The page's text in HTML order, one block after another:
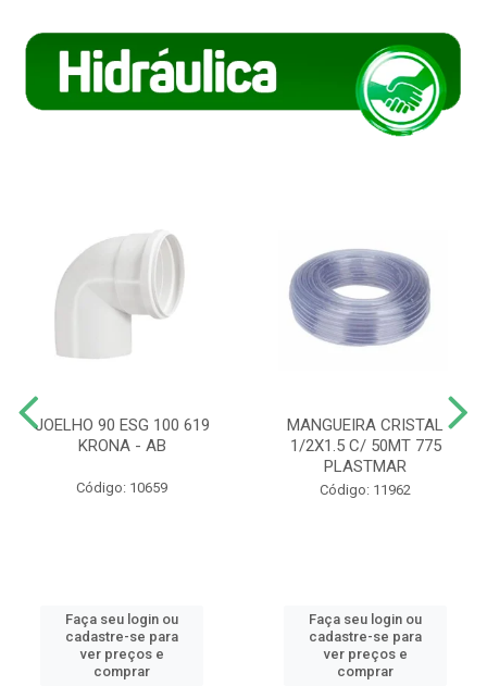
JOELHO 90 ESG 100 619
KRONA - AB
Código: 10659
Faça seu login ou
cadastre-se para
ver preços e
comprar
MANGUEIRA CRISTAL
1/2X1.5 C/ 50MT 775
PLASTMAR
Código: 11962
Faça seu login ou
cadastre-se para
ver preços e
comprar